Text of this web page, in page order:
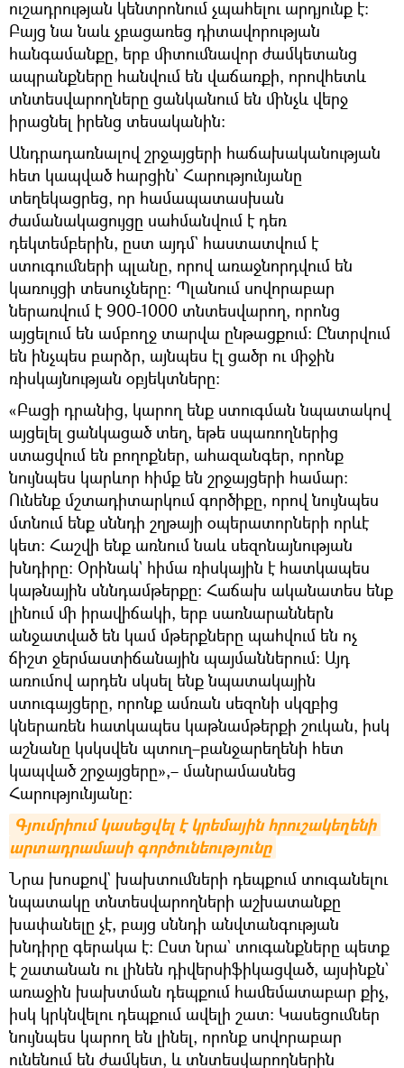
ուշադրության կենտրոնում չպահելու արդյունք է։
Բայց նա նաև չբացառեց դիտավորության
հանգամանքը, երբ միտումնավոր ժամկետանց
ապրանքները հանվում են վաճառքի, որովհետև
տնտեսվարողները ցանկանում են մինչև վերջ
իրացնել իրենց տեսականին։
Անդրադառնալով շրջայցերի հաճախականության
հետ կապված հարցին` Հարությունյանը
տեղեկացրեց, որ համապատասխան
ժամանակացույցը սահմանվում է դեռ
դեկտեմբերին, ըստ այդմ` հաստատվում է
ստուգումների պլանը, որով առաջնորդվում են
կառույցի տեսուչները։ Պլանում սովորաբար
ներառվում է 900-1000 տնտեսվարող, որոնց
այցելում են ամբողջ տարվա ընթացքում։ Ընտրվում
են ինչպես բարձր, այնպես էլ ցածր ու միջին
ռիսկայնության օբյեկտները։
«Բացի դրանից, կարող ենք ստուգման նպատակով
այցելել ցանկացած տեղ, եթե սպառողներից
ստացվում են բողոքներ, ահազանգեր, որոնք
նույնպես կարևոր հիմք են շրջայցերի համար։
Ունենք մշտադիտարկում գործիքը, որով նույնպես
մտնում ենք սննդի շղթայի օպերատորների որևէ
կետ։ Հաշվի ենք առնում նաև սեզոնայնության
խնդիրը։ Օրինակ` հիմա ռիսկային է հատկապես
կաթնային սննդամթերքը։ Հաճախ ականատես ենք
լինում մի իրավիճակի, երբ սառնարաններն
անջատված են կամ մթերքները պահվում են ոչ
ճիշտ ջերմաստիճանային պայմաններում։ Այդ
առումով արդեն սկսել ենք նպատակային
ստուգայցերը, որոնք ամռան սեզոնի սկզբից
կներառեն հատկապես կաթնամթերքի շուկան, իսկ
աշնանը կսկսվեն պտուղ–բանջարեղենի հետ
կապված շրջայցերը»,– մանրամասնեց
Հարությունյանը։
Գյումրիում կասեցվել է կրեմային հրուշակեղենի
արտադրամասի գործունեությունը
Նրա խոսքով` խախտումների դեպքում տուգանելու
նպատակը տնտեսվարողների աշխատանքը
խափանելը չէ, բայց սննդի անվտանգության
խնդիրը գերակա է։ Ըստ նրա` տուգանքները պետք
է շատանան ու լինեն դիվերսիֆիկացված, այսինքն`
առաջին խախտման դեպքում համեմատաբար քիչ,
իսկ կրկնվելու դեպքում ավելի շատ։ Կասեցումներ
նույնպես կարող են լինել, որոնք սովորաբար
ունենում են ժամկետ, և տնտեսվարողներին